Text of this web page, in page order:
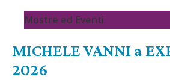
Mostre ed Eventi
MICHELE VANNI a
2026